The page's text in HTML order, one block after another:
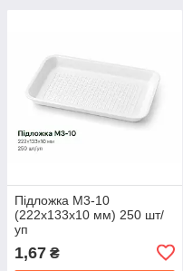
Підложка М3-10
(222х133х10 мм) 250 шт/
уп
1,67 ₴